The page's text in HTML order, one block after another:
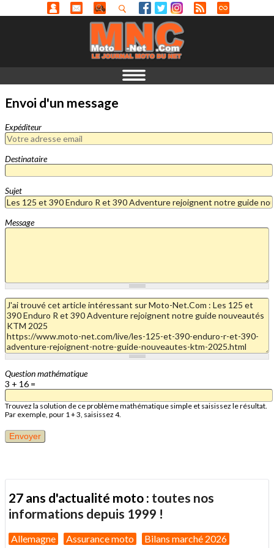
Envoi d'un message
Expéditeur
Destinataire
Sujet
Message
Question mathématique
3 + 16 =
Trouvez la solution de ce problème mathématique simple et saisissez le résultat.
Par exemple, pour 1 + 3, saisissez 4.
27 ans d'actualité moto : toutes nos
informations depuis 1999 !
Allemagne Assurance moto Bilans marché 2026